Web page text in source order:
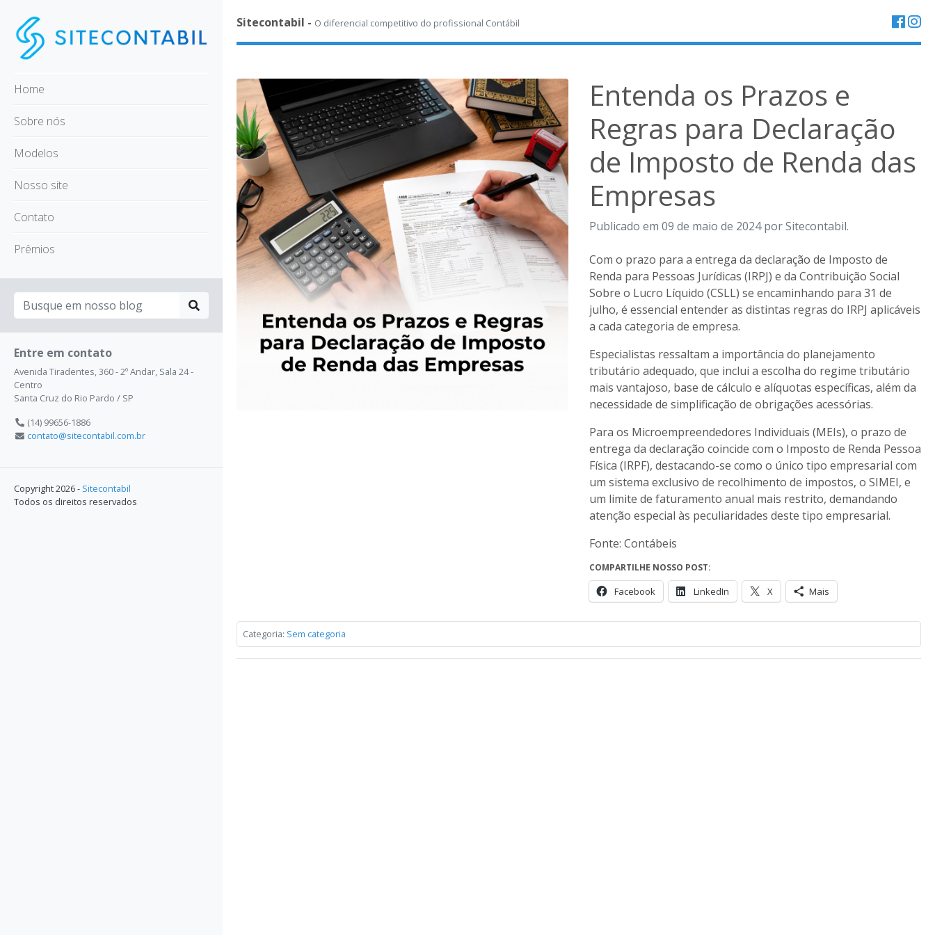
Home
Sobre nós
Modelos
Nosso site
Contato
Prêmios
Entre em contato
Avenida Tiradentes, 360 - 2º Andar, Sala 24 -
Centro
Santa Cruz do Rio Pardo / SP
(14) 99656-1886
contato@sitecontabil.com.br
Copyright 2026 - Sitecontabil
Todos os direitos reservados
Sitecontabil - O diferencial competitivo do profissional Contábil
Entenda os Prazos e
Regras para Declaração
de Imposto de Renda das
Empresas
Publicado em 09 de maio de 2024 por Sitecontabil.
Com o prazo para a entrega da declaração de Imposto de
Renda para Pessoas Jurídicas (IRPJ) e da Contribuição Social
Sobre o Lucro Líquido (CSLL) se encaminhando para 31 de
julho, é essencial entender as distintas regras do IRPJ aplicáveis
a cada categoria de empresa.
Especialistas ressaltam a importância do planejamento
tributário adequado, que inclui a escolha do regime tributário
mais vantajoso, base de cálculo e alíquotas específicas, além da
necessidade de simplificação de obrigações acessórias.
Para os Microempreendedores Individuais (MEIs), o prazo de
entrega da declaração coincide com o Imposto de Renda Pessoa
Física (IRPF), destacando-se como o único tipo empresarial com
um sistema exclusivo de recolhimento de impostos, o SIMEI, e
um limite de faturamento anual mais restrito, demandando
atenção especial às peculiaridades deste tipo empresarial.
Fonte: Contábeis
COMPARTILHE NOSSO POST:
Facebook LinkedIn X Mais
Categoria: Sem categoria